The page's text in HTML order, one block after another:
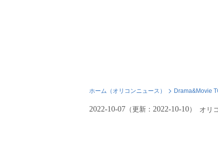
ホーム（オリコンニュース） Drama&Movie
2022-10-07 （更新： 2022-10-10） オリ